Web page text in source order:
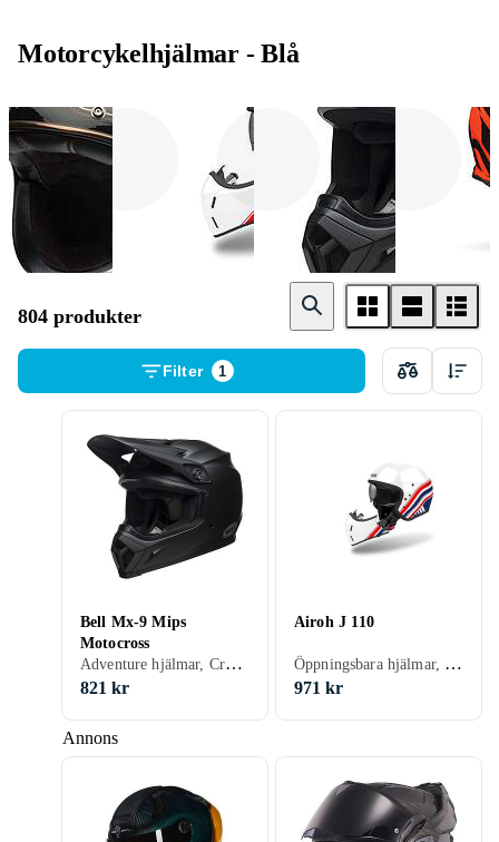
Motorcykelhjälmar - Blå
Öppningsbara
hjälmar
Adventure hjälmar
804 produkter
Filter 1
Annons
Bell Mx-9 Mips
Motocross
Adventure hjälmar, Crosshjälmar, Svart, Vit, Silver, Grå, Blå, Röd, Gul, Orange, Grön, Kamouflage
821 kr
Airoh J 110
Öppningsbara hjälmar, Svart, Vit, Grå, Brun, Blå, Röd, Gul, Guld, Grön, Beige
971 kr